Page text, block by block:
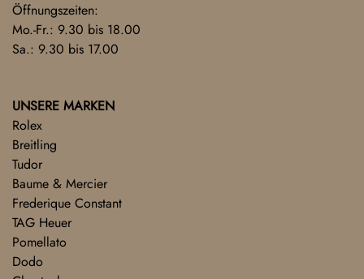
Öffnungszeiten:
Mo.-Fr.: 9.30 bis 18.00
Sa.: 9.30 bis 17.00
UNSERE MARKEN
Rolex
Breitling
Tudor
Baume & Mercier
Frederique Constant
TAG Heuer
Pomellato
Dodo